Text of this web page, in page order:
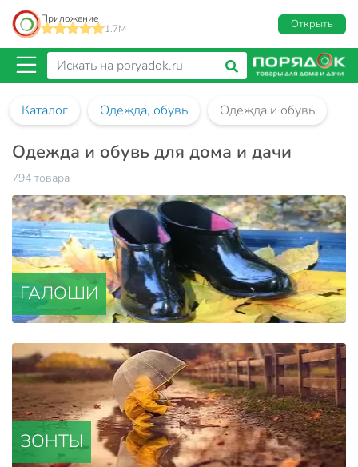
Приложение
1.7M
Открыть
Каталог Одежда, обувь Одежда и обувь
Одежда и обувь для дома и дачи
794 товара
ГАЛОШИ
ЗОНТЫ